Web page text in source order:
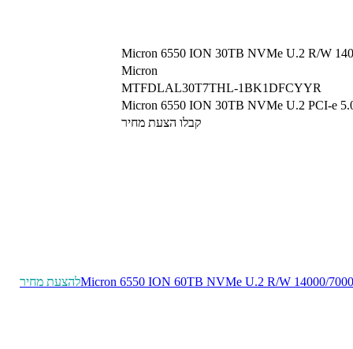
Micron 6550 ION 30TB NVMe U.2 R/W
Micron
MTFDLAL30T7THL-1BK1DFCYYR
Micron 6550 ION 30TB NVMe U.2 PCI-e
קבלו הצעת מחיר
Micron 6550 ION 60TB NVMe U.2 R/W 14000/7000להצעת מחיר